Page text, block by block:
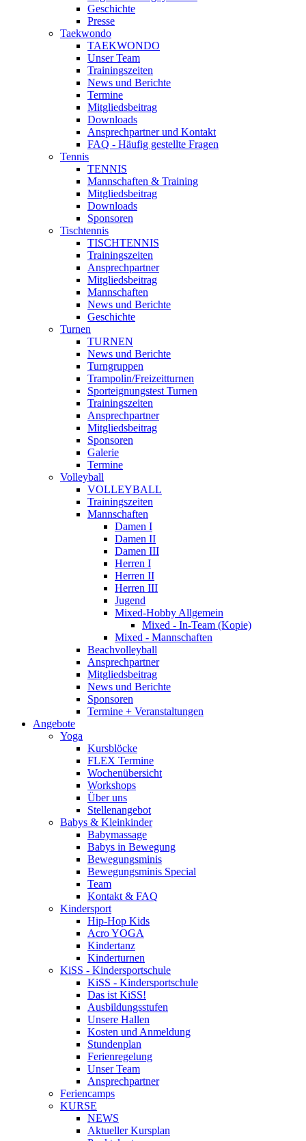
Geschichte
Presse
Taekwondo
TAEKWONDO
Unser Team
Trainingszeiten
News und Berichte
Termine
Mitgliedsbeitrag
Downloads
Ansprechpartner und Kontakt
FAQ - Häufig gestellte Fragen
Tennis
TENNIS
Mannschaften & Training
Mitgliedsbeitrag
Downloads
Sponsoren
Tischtennis
TISCHTENNIS
Trainingszeiten
Ansprechpartner
Mitgliedsbeitrag
Mannschaften
News und Berichte
Geschichte
Turnen
TURNEN
News und Berichte
Turngruppen
Trampolin/Freizeitturnen
Sporteignungstest Turnen
Trainingszeiten
Ansprechpartner
Mitgliedsbeitrag
Sponsoren
Galerie
Termine
Volleyball
VOLLEYBALL
Trainingszeiten
Mannschaften
Damen I
Damen II
Damen III
Herren I
Herren II
Herren III
Jugend
Mixed-Hobby Allgemein
Mixed - In-Team (Kopie)
Mixed - Mannschaften
Beachvolleyball
Ansprechpartner
Mitgliedsbeitrag
News und Berichte
Sponsoren
Termine + Veranstaltungen
Angebote
Yoga
Kursblöcke
FLEX Termine
Wochenübersicht
Workshops
Über uns
Stellenangebot
Babys & Kleinkinder
Babymassage
Babys in Bewegung
Bewegungsminis
Bewegungsminis Special
Team
Kontakt & FAQ
Kindersport
Hip-Hop Kids
Acro YOGA
Kindertanz
Kinderturnen
KiSS - Kindersportschule
KiSS - Kindersportschule
Das ist KiSS!
Ausbildungsstufen
Unsere Hallen
Kosten und Anmeldung
Stundenplan
Ferienregelung
Unser Team
Ansprechpartner
Feriencamps
KURSE
NEWS
Aktueller Kursplan